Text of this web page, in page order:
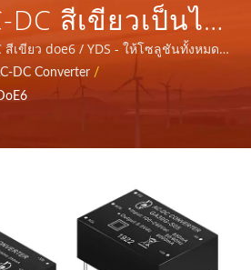
DC สีเขียวเป็นไป
YDS - ให้โซลูชัน
บแอปพลิเคชัน
สีเขียว doe6 / YDS - ให้โซลูชันทั้งหมด
ยการสื่อสารส่วนประกอบแม่เหล็กและ
DC Converter /